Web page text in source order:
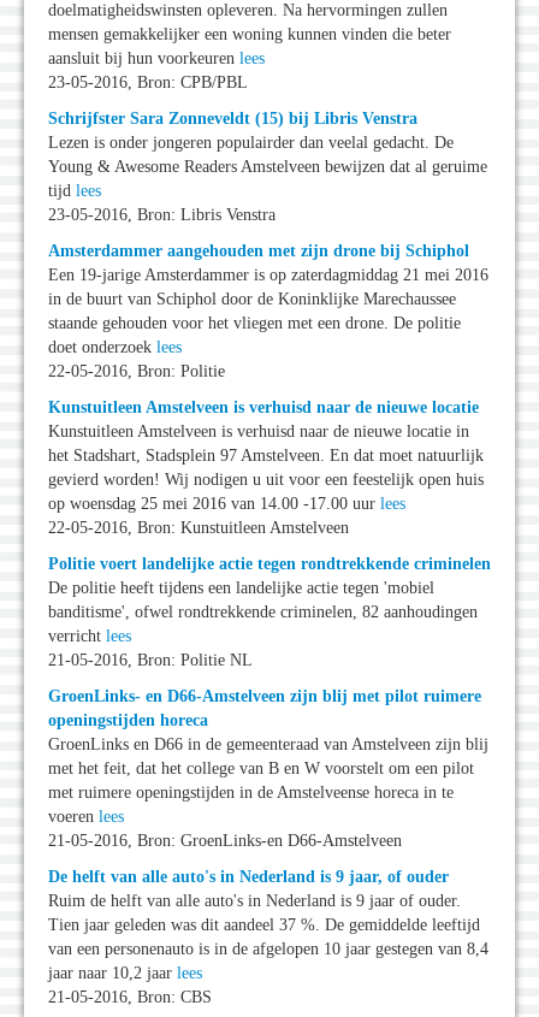
doelmatigheidswinsten opleveren. Na hervormingen zullen
mensen gemakkelijker een woning kunnen vinden die beter
aansluit bij hun voorkeuren lees
23-05-2016, Bron: CPB/PBL
Schrijfster Sara Zonneveldt (15) bij Libris Venstra
Lezen is onder jongeren populairder dan veelal gedacht. De
Young & Awesome Readers Amstelveen bewijzen dat al geruime
tijd lees
23-05-2016, Bron: Libris Venstra
Amsterdammer aangehouden met zijn drone bij Schiphol
Een 19-jarige Amsterdammer is op zaterdagmiddag 21 mei 2016
in de buurt van Schiphol door de Koninklijke Marechaussee
staande gehouden voor het vliegen met een drone. De politie
doet onderzoek lees
22-05-2016, Bron: Politie
Kunstuitleen Amstelveen is verhuisd naar de nieuwe locatie
Kunstuitleen Amstelveen is verhuisd naar de nieuwe locatie in
het Stadshart, Stadsplein 97 Amstelveen. En dat moet natuurlijk
gevierd worden! Wij nodigen u uit voor een feestelijk open huis
op woensdag 25 mei 2016 van 14.00 -17.00 uur lees
22-05-2016, Bron: Kunstuitleen Amstelveen
Politie voert landelijke actie tegen rondtrekkende criminelen
De politie heeft tijdens een landelijke actie tegen 'mobiel
banditisme', ofwel rondtrekkende criminelen, 82 aanhoudingen
verricht lees
21-05-2016, Bron: Politie NL
GroenLinks- en D66-Amstelveen zijn blij met pilot ruimere
openingstijden horeca
GroenLinks en D66 in de gemeenteraad van Amstelveen zijn blij
met het feit, dat het college van B en W voorstelt om een pilot
met ruimere openingstijden in de Amstelveense horeca in te
voeren lees
21-05-2016, Bron: GroenLinks-en D66-Amstelveen
De helft van alle auto's in Nederland is 9 jaar, of ouder
Ruim de helft van alle auto's in Nederland is 9 jaar of ouder.
Tien jaar geleden was dit aandeel 37 %. De gemiddelde leeftijd
van een personenauto is in de afgelopen 10 jaar gestegen van 8,4
jaar naar 10,2 jaar lees
21-05-2016, Bron: CBS